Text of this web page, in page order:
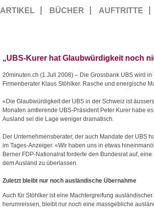
ARTIKEL BÜCHER AUFTRITTE
„UBS-Kurer hat Glaubwürdigkeit noch
20minuten.ch (1.Juli 2008) – Die Grossbank UBS wird
Firmenberater Klaus Stöhlker. Rasche und energische
«Die Glaubwürdigkeit der UBS in der Schweiz ist
Monaten amtierende UBS-Präsident Peter Kurer habe
Ausland sei die Lage weniger dramatisch.
Der Unternehmensberater, der auch Mandate der UBS
im Tages-Anzeiger. «Wir haben uns in etwas
Berner FDP-Nationalrat forderte den Bundesrat auf,
dem Ausland zu überlassen.
Zuletzt bleibt nur noch ausländische Übernahme
Auch für Stöhlker ist eine Machtergreifung
herumreissen, bleibt nur noch eine massgebliche